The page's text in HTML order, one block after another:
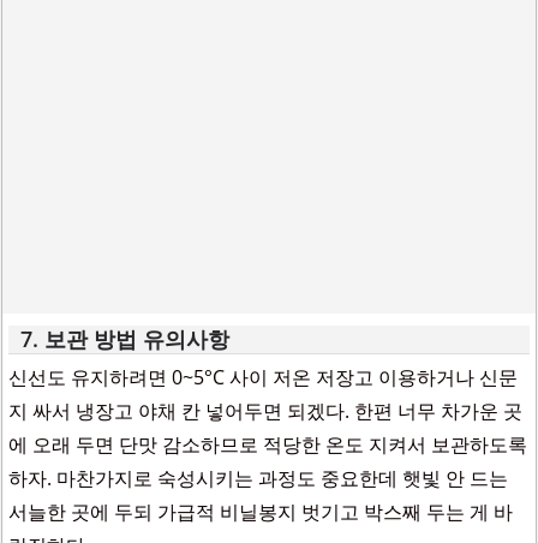
7. 보관 방법 유의사항
신선도 유지하려면 0~5°C 사이 저온 저장고 이용하거나 신문
지 싸서 냉장고 야채 칸 넣어두면 되겠다. 한편 너무 차가운 곳
에 오래 두면 단맛 감소하므로 적당한 온도 지켜서 보관하도록
하자. 마찬가지로 숙성시키는 과정도 중요한데 햇빛 안 드는
서늘한 곳에 두되 가급적 비닐봉지 벗기고 박스째 두는 게 바